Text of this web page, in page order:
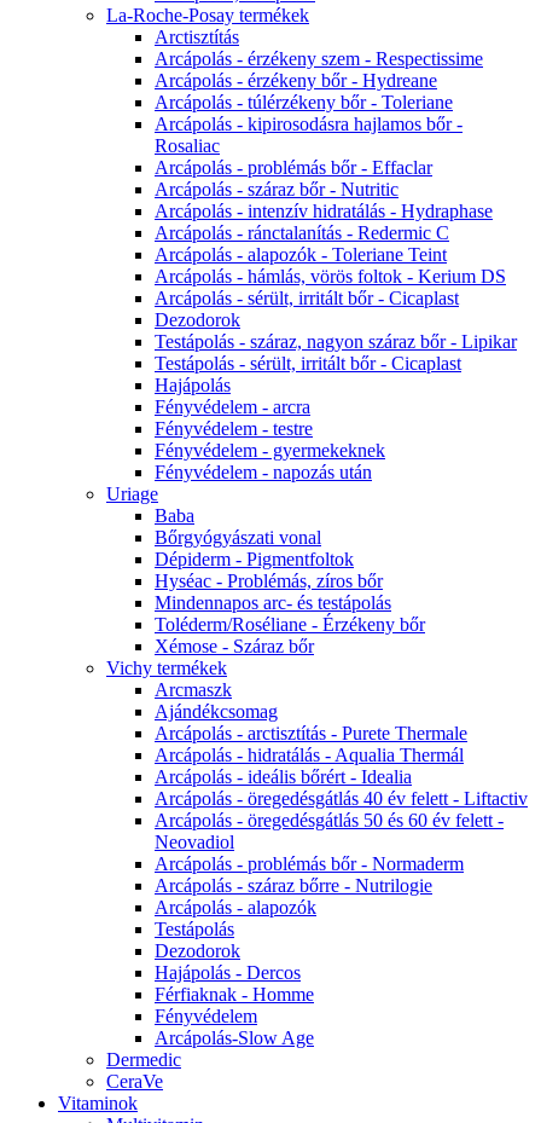
La-Roche-Posay termékek
Arctisztítás
Arcápolás - érzékeny szem - Respectissime
Arcápolás - érzékeny bőr - Hydreane
Arcápolás - túlérzékeny bőr - Toleriane
Arcápolás - kipirosodásra hajlamos bőr -
Rosaliac
Arcápolás - problémás bőr - Effaclar
Arcápolás - száraz bőr - Nutritic
Arcápolás - intenzív hidratálás - Hydraphase
Arcápolás - ránctalanítás - Redermic C
Arcápolás - alapozók - Toleriane Teint
Arcápolás - hámlás, vörös foltok - Kerium DS
Arcápolás - sérült, irritált bőr - Cicaplast
Dezodorok
Testápolás - száraz, nagyon száraz bőr - Lipikar
Testápolás - sérült, irritált bőr - Cicaplast
Hajápolás
Fényvédelem - arcra
Fényvédelem - testre
Fényvédelem - gyermekeknek
Fényvédelem - napozás után
Uriage
Baba
Bőrgyógyászati vonal
Dépiderm - Pigmentfoltok
Hyséac - Problémás, zíros bőr
Mindennapos arc- és testápolás
Toléderm/Roséliane - Érzékeny bőr
Xémose - Száraz bőr
Vichy termékek
Arcmaszk
Ajándékcsomag
Arcápolás - arctisztítás - Purete Thermale
Arcápolás - hidratálás - Aqualia Thermál
Arcápolás - ideális bőrért - Idealia
Arcápolás - öregedésgátlás 40 év felett - Liftactiv
Arcápolás - öregedésgátlás 50 és 60 év felett -
Neovadiol
Arcápolás - problémás bőr - Normaderm
Arcápolás - száraz bőrre - Nutrilogie
Arcápolás - alapozók
Testápolás
Dezodorok
Hajápolás - Dercos
Férfiaknak - Homme
Fényvédelem
Arcápolás-Slow Age
Dermedic
CeraVe
Vitaminok